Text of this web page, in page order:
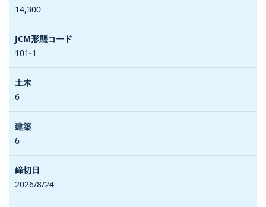
14,300
101-1
6
6
2026/8/24